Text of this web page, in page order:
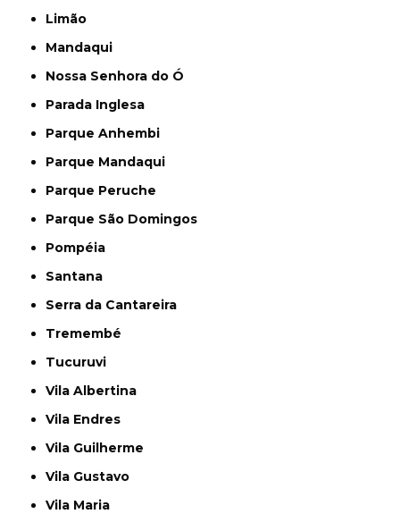
Limão
Mandaqui
Nossa Senhora do Ó
Parada Inglesa
Parque Anhembi
Parque Mandaqui
Parque Peruche
Parque São Domingos
Pompéia
Santana
Serra da Cantareira
Tremembé
Tucuruvi
Vila Albertina
Vila Endres
Vila Guilherme
Vila Gustavo
Vila Maria